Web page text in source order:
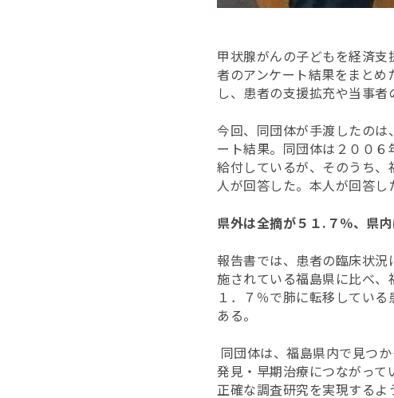
甲状腺がんの子どもを経済
者のアンケート結果をまと
し、患者の支援拡充や当事者
今回、同団体が手渡したの
ート結果。同団体は２００
給付しているが、そのうち
人が回答した。本人が回答し
県外は全摘が５１.７％、県
報告書では、患者の臨床状
施されている福島県に比べ
１．７％で肺に転移してい
ある。
同団体は、福島県内で見つ
発見・早期治療につながっ
正確な調査研究を実現するよ